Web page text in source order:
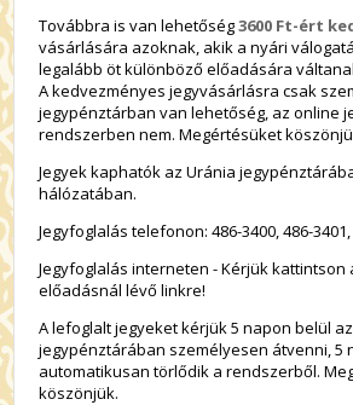
Továbbra is van lehetőség3600 Ft-ért
vásárlására azoknak, akik a nyári
legalább öt különböző előadására
A kedvezményes jegyvásárlásra csak
jegypénztárban van lehetőség, az online
rendszerben nem. Megértésüket
Jegyek kaphatók az Uránia
hálózatában.
Jegyfoglalás telefonon: 486-3400, 486-3401,
Jegyfoglalás interneten - Kérjük kattintson
előadásnál lévő linkre!
A lefoglalt jegyeket kérjük 5 napon belül
jegypénztárában személyesen átvenni, 5
automatikusan törlődik a rendszerből.
köszönjük.